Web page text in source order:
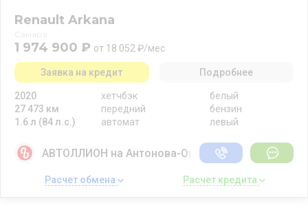
Renault Arkana
Самара
1 974 900 ₽ от 18 052 ₽/мес
2020
27 473 км
1.6 л (84 л.с.)
хетчбэк
передний
автомат
белый
бензин
левый
Заявка на кредит Подробнее
АВТОЛЛИОН на Антонова-Овсеенко
Расчет обмена Расчет кредита